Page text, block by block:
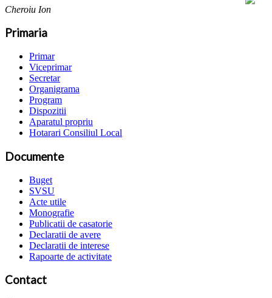
Cheroiu Ion
Primaria
Primar
Viceprimar
Secretar
Organigrama
Program
Dispozitii
Aparatul propriu
Hotarari Consiliul Local
Documente
Buget
SVSU
Acte utile
Monografie
Publicatii de casatorie
Declaratii de avere
Declaratii de interese
Rapoarte de activitate
Contact